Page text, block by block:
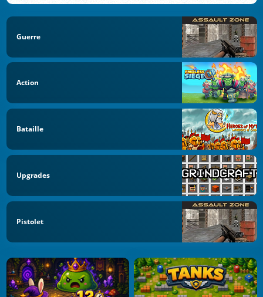
Guerre
Action
Bataille
Upgrades
Pistolet